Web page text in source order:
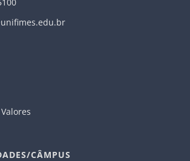
CÂMPUS